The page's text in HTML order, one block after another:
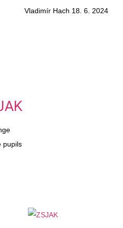
pupils
Vladimír Hach 18. 6. 2024